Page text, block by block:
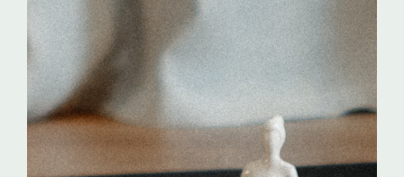
SPECIALS/EVENTS
Neben regelmäßigen Yogastunden möchte
ich noch weitere Räume für dich öffnen.
Alle Infos rund um Specials und Events
findest du hier: